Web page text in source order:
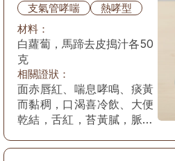
支氣管哮喘
熱哮型
材料：
白蘿蔔，馬蹄去皮搗汁各50
克
相關證狀：
面赤唇紅、喘息哮鳴、痰黃
而黏稠，口渴喜冷飲、大便
乾結，舌紅，苔黃膩，脈滑
自汗等表現。